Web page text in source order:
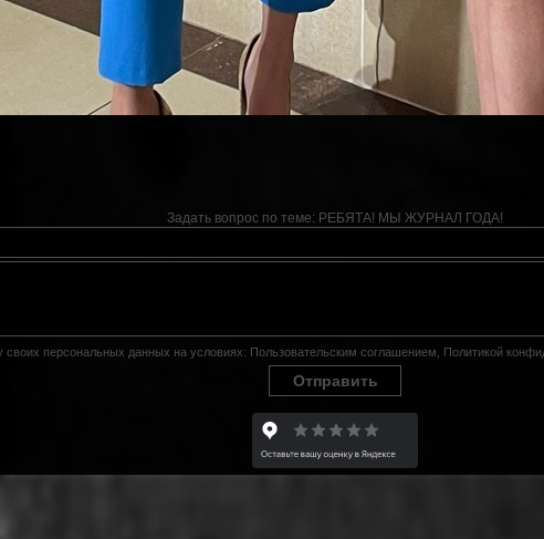
Задать вопрос по теме: РЕБЯТА! МЫ ЖУРНАЛ ГОДА!
своих персональных данных на условиях: Пользовательским соглашением Политикой
Отправить